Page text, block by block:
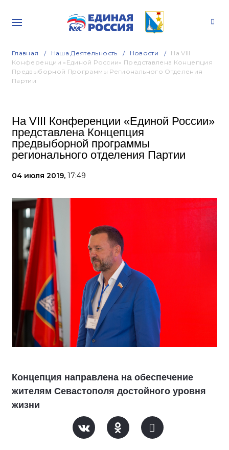
Главная Наша Деятельность Новости
На VIII
Конференции «Единой России» Представлена Концепция
Предвыборной Программы Регионального Отделения
Партии
На VIII Конференции «Единой России»
представлена Концепция
предвыборной программы
регионального отделения Партии
04 июля 2019, 17:49
Концепция направлена на обеспечение
жителям Севастополя достойного уровня
жизни